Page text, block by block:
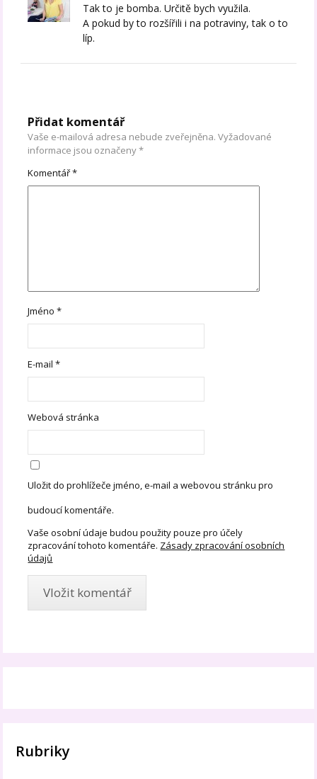
Tak to je bomba. Určitě bych využila.
A pokud by to rozšířili i na potraviny, tak o to
líp.
Přidat komentář
Vaše e-mailová adresa nebude zveřejněna. Vyžadované
informace jsou označeny*
Komentář*
Jméno*
E-mail*
Webová stránka
Uložit do prohlížeče jméno, e-mail a webovou stránku pro
budoucí komentáře.
Vaše osobní údaje budou použity pouze pro účely
zpracování tohoto komentáře. Zásady zpracování osobních
údajů
Rubriky